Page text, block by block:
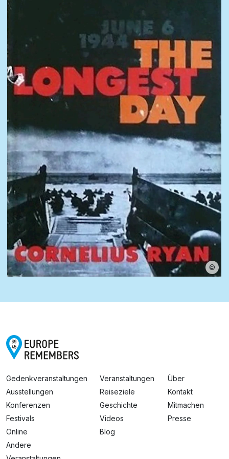
©
Gedenkveranstaltungen
Ausstellungen
Konferenzen
Festivals
Online
Andere
Veranstaltungen
Reiseziele
Geschichte
Videos
Blog
Über
Kontakt
Mitmachen
Presse